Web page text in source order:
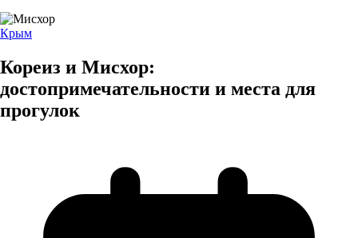
Крым
Кореиз и Мисхор:
достопримечательности и места для
прогулок